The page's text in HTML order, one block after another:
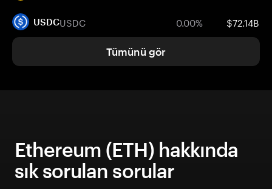
USDCUSDC 0.00% $72.14B
Tümünü gör
Ethereum (ETH) hakkında
sık sorulan sorular